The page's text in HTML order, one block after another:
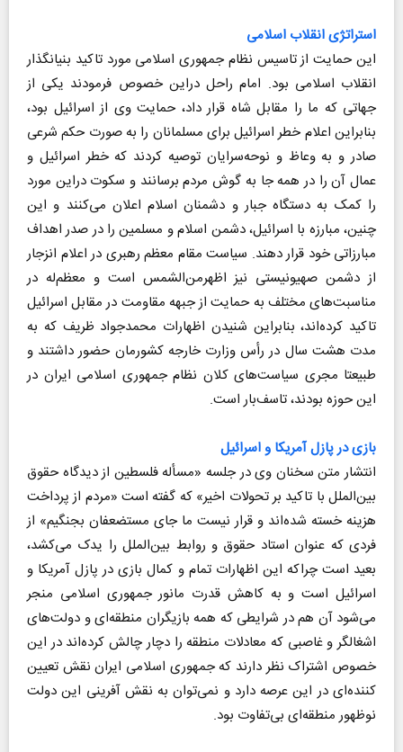
استراتژی انقلاب اسلامی
این حمایت از تاسیس نظام جمهوری اسلامی مورد تاکید بنیانگذار
انقلاب اسلامی بود. امام راحل دراین خصوص فرمودند یکی از
جهاتی که ما را مقابل شاه قرار داد، حمایت وی از اسرائیل بود،
بنابراین اعلام خطر اسرائیل براى مسلمانان را به صورت حکم شرعى
صادر و به وعاظ و نوحه‌سرایان توصیه کردند که خطر اسرائیل و
عمال آن را در همه جا به گوش مردم برسانند و سکوت دراین مورد
را کمک به دستگاه جبار و دشمنان اسلام اعلان مى‌کنند و این
چنین، مبارزه با اسرائیل، دشمن اسلام و مسلمین را در صدر اهداف
مبارزاتى خود قرار ‌دهند. سیاست مقام معظم رهبری در اعلام انزجار
از دشمن صهیونیستی نیز اظهرمن‌الشمس است و معظم‌له در
مناسبت‌های مختلف به حمایت از جبهه مقاومت در مقابل اسرائیل
تاکید کرده‌اند، بنابراین شنیدن اظهارات محمدجواد ظریف که به
مدت هشت سال در رأس وزارت خارجه کشورمان حضور داشتند و
طبیعتا مجری سیاست‌های کلان نظام جمهوری اسلامی ایران در
این حوزه بودند، تاسف‌بار است.
بازی در پازل آمریکا و اسرائیل
انتشار متن سخنان وی در جلسه «مسأله فلسطین از دیدگاه حقوق
بین‌الملل با تاکید بر تحولات اخیر» که گفته است «مردم از پرداخت
هزینه خسته شده‌اند و قرار نیست ما جای مستضعفان بجنگیم» از
فردی که عنوان استاد حقوق و روابط بین‌الملل را یدک می‌کشد،
بعید است چراکه این اظهارات تمام و کمال بازی در پازل آمریکا و
اسرائیل است و به کاهش قدرت مانور جمهوری اسلامی منجر
می‌شود آن هم در شرایطی که همه بازیگران منطقه‌ای و دولت‌های
اشغالگر و غاصبی که معادلات منطقه را دچار چالش کرده‌اند در این
خصوص اشتراک نظر دارند که جمهوری اسلامی ایران نقش تعیین
کننده‌ای در این عرصه دارد و نمی‌توان به نقش آفرینی این دولت
نوظهور منطقه‌ای بی‌تفاوت بود.